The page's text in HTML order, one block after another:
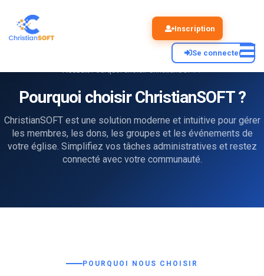
Se connecter
Inscription
Accueil Pourquoi choisir ChristianSOFT ?
Pourquoi choisir ChristianSOFT ?
ChristianSOFT est une solution moderne et intuitive pour gérer
les membres, les dons, les groupes et les événements de
votre église. Simplifiez vos tâches administratives et restez
connecté avec votre communauté.
POURQUOI NOUS CHOISIR